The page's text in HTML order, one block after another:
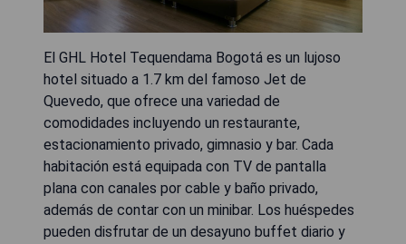
El GHL Hotel Tequendama Bogotá es un lujoso
hotel situado a 1.7 km del famoso Jet de
Quevedo, que ofrece una variedad de
comodidades incluyendo un restaurante,
estacionamiento privado, gimnasio y bar. Cada
habitación está equipada con TV de pantalla
plana con canales por cable y baño privado,
además de contar con un minibar. Los huéspedes
pueden disfrutar de un desayuno buffet diario y